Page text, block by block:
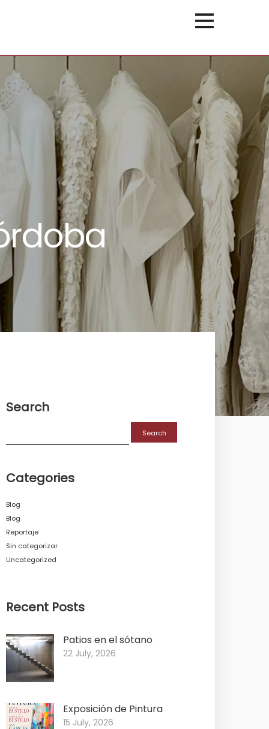
Search
Categories
Blog
Blog
Reportaje
Sin categorizar
Uncategorized
Recent Posts
Patios en el sótano
22 July, 2026
Exposición de Pintura
15 July, 2026